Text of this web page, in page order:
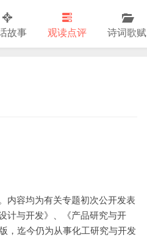
故事 观读点评 诗词歌赋
内容均为有关专题初次公开发表
计与开发》、《产品研究与开
，迄今仍为从事化工研究与开发